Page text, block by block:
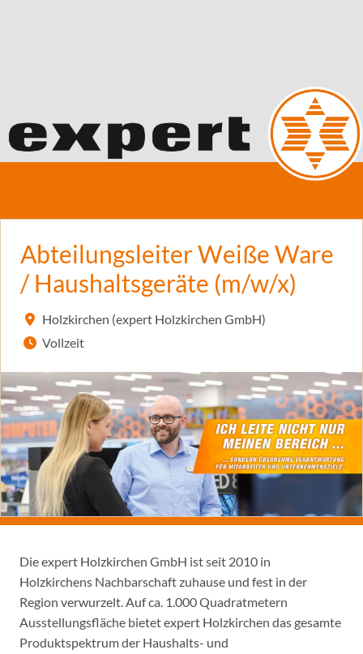
Abteilungsleiter Weiße Ware
/ Haushaltsgeräte (m/w/x)
Holzkirchen (expert Holzkirchen GmbH)
Vollzeit
Die expert Holzkirchen GmbH ist seit 2010 in
Holzkirchens Nachbarschaft zuhause und fest in der
Region verwurzelt. Auf ca. 1.000 Quadratmetern
Ausstellungsfläche bietet expert Holzkirchen das gesamte
Produktspektrum der Haushalts- und